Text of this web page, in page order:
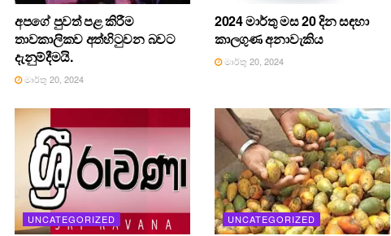
අපගේ පුවත් පළ කිරීම
තාවකාලිකව අත්හිටුවන බවට
දැනුම්දීමයි.
මාර්තු 20, 2024
2024 මාර්තු මස 20 දින සඳහා
කාලගුණ අනාවැකිය
මාර්තු 20, 2024
UNCATEGORIZED UNCATEGORIZED